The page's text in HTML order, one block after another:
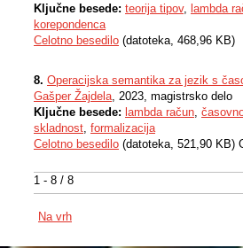
1 - 8 / 8
Ključne besede: teorija tipov, lambda
korepondenca
Celotno besedilo (datoteka, 468,96 KB)
8. Operacijska semantika za jezik s
Gašper Žajdela, 2023, magistrsko delo
Ključne besede: lambda račun,
skladnost, formalizacija
Celotno besedilo (datoteka, 521,90 KB)
Na vrh